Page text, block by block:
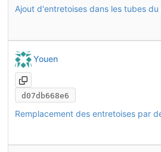
Ajout d'entretoises dans les tubes
Youen
d07db668e6